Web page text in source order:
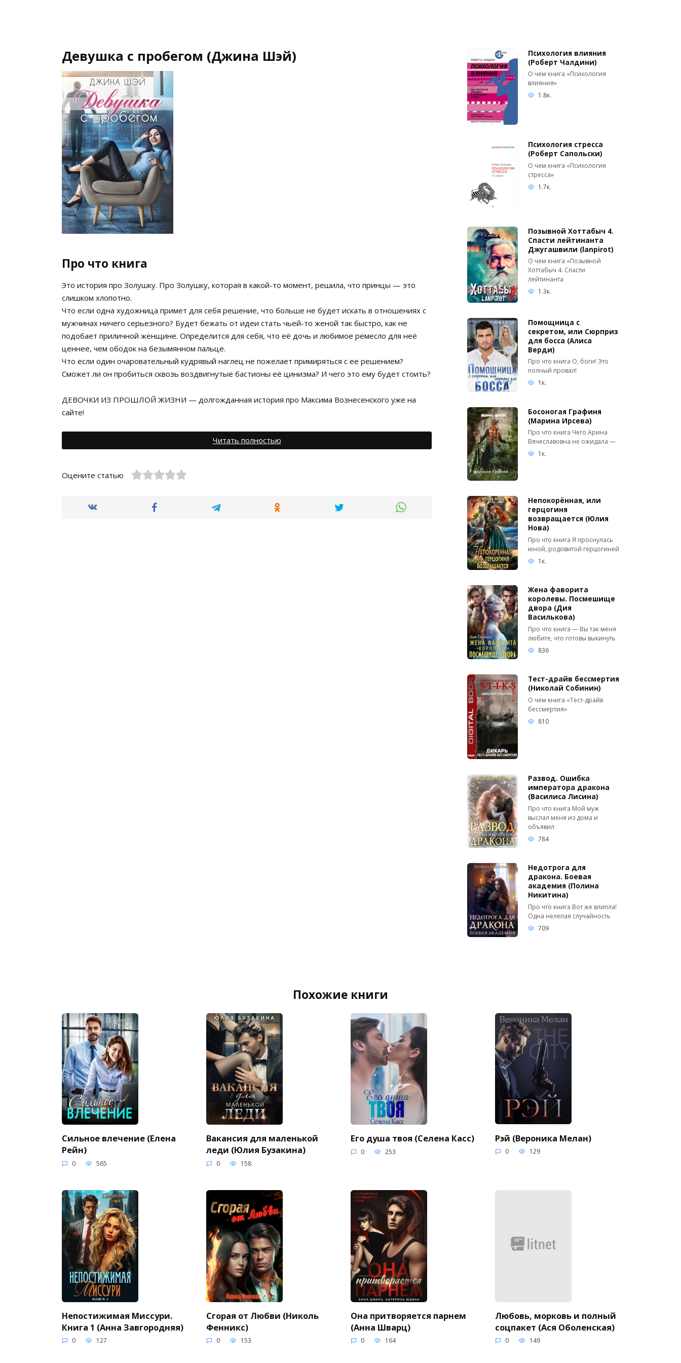
Девушка с пробегом (Джина Шэй)
Про что книга
Это история про Золушку. Про Золушку, которая в какой-то момент, решила, что принцы — это
слишком хлопотно.
Что если одна художница примет для себя решение, что больше не будет искать в отношениях с
мужчинах ничего серьезного? Будет бежать от идеи стать чьей-то женой так быстро, как не
подобает приличной женщине. Определится для себя, что её дочь и любимое ремесло для неё
ценнее, чем ободок на безымянном пальце.
Что если один очаровательный кудрявый наглец не пожелает примиряться с ее решением?
Сможет ли он пробиться сквозь воздвигнутые бастионы её цинизма? И чего это ему будет стоить?
ДЕВОЧКИ ИЗ ПРОШЛОЙ ЖИЗНИ — долгожданная история про Максима Вознесенского уже на
сайте!
Читать полностью
Оцените статью
Психология влияния
(Роберт Чалдини)
О чем книга «Психология
влияния»
1.8к.
Психология стресса
(Роберт Сапольски)
О чем книга «Психология
стресса»
1.7к.
Позывной Хоттабыч 4.
Спасти лейтинанта
Джугашвили (lanpirot)
О чем книга «Позывной
Хоттабыч 4. Спасти
лейтинанта
1.3к.
Помощница с
секретом, или Сюрприз
для босса (Алиса
Верди)
Про что книга О, боги! Это
полный провал!
1к.
Босоногая Графиня
(Марина Ирсева)
Про что книга Чего Арина
Вячеславовна не ожидала —
1к.
Непокорённая, или
герцогиня
возвращается (Юлия
Нова)
Про что книга Я проснулась
юной, родовитой герцогиней
1к.
Жена фаворита
королевы. Посмешище
двора (Дия
Василькова)
Про что книга — Вы так меня
любите, что готовы выкинуть
836
Тест-драйв бессмертия
(Николай Собинин)
О чем книга «Тест-драйв
бессмертия»
810
Развод. Ошибка
императора дракона
(Василиса Лисина)
Про что книга Мой муж
выслал меня из дома и
объявил
784
Недотрога для
дракона. Боевая
академия (Полина
Никитина)
Про что книга Вот же влипла!
Одна нелепая случайность
709
Похожие книги
Сильное влечение (Елена
Рейн)
0 565
Вакансия для маленькой
леди (Юлия Бузакина)
0 158
Его душа твоя (Селена Касс)
0 253
Рэй (Вероника Мелан)
0 129
Непостижимая Миссури.
Книга 1 (Анна Завгородняя)
0 127
Сгорая от Любви (Николь
Фенникс)
0 153
Она притворяется парнем
(Анна Шварц)
0 164
Любовь, морковь и полный
соцпакет (Ася Оболенская)
0 149